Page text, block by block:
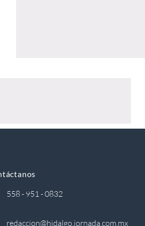
558 - 951 - 0832
redaccion@hidalgo.jornada.com.mx